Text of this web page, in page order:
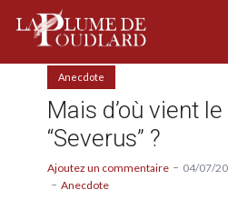
Anecdote
Mais d’où vient
“Severus” ?
Ajoutez un commentaire 04/07/
Anecdote